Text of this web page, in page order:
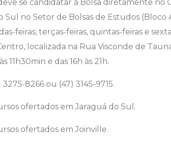
se candidatar à Bolsa diretamente no
Sul no Setor de Bolsas de Estudos (Bloco
feiras, terças-feiras, quintas-feiras e
localizada na Rua Visconde de
11h30min e das 16h às 21h.
8266 ou (47) 3145-9715.
ofertados em Jaraguá do Sul.
ofertados em Joinville.